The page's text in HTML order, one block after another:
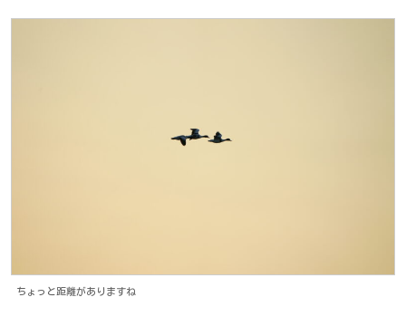
ちょっと距離がありますね